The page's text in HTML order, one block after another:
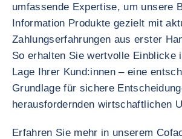
umfassende Expertise, um unsere
Information Produkte gezielt mit
Zahlungserfahrungen aus erster
So erhalten Sie wertvolle Einblicke
Lage Ihrer Kund:innen – eine
Grundlage für sichere
herausfordernden wirtschaftlichen
Erfahren Sie mehr in unserem